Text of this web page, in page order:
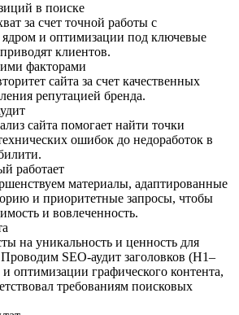
в поиске
за счет точной работы с
ядром и оптимизации под ключевые
клиентов.
факторами
сайта за счет качественных
репутацией бренда.
сайта помогает найти точки
ошибок до недоработок в
работает
материалы, адаптированные
и приоритетные запросы, чтобы
и вовлеченность.
на уникальность и ценность для
SEO-аудит заголовков (H1–
оптимизации графического контента,
требованиям поисковых